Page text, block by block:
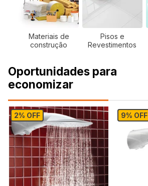
Materiais de
construção
Pisos e
Revestimentos
Oportunidades para
economizar
2% OFF 9% OFF